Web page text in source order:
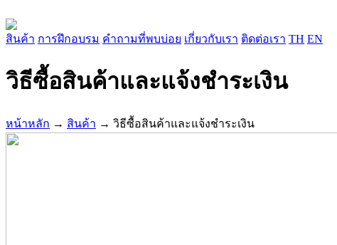
สินค้า การฝึกอบรม คำถามที่พบบ่อย เกี่ยวกับเรา ติดต่อเรา TH EN
วิธีซื้อสินค้าและแจ้งชำระเงิน
หน้าหลัก → สินค้า → วิธีซื้อสินค้าและแจ้งชำระเงิน